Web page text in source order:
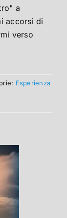
a
accorsi di
verso
Esperienza